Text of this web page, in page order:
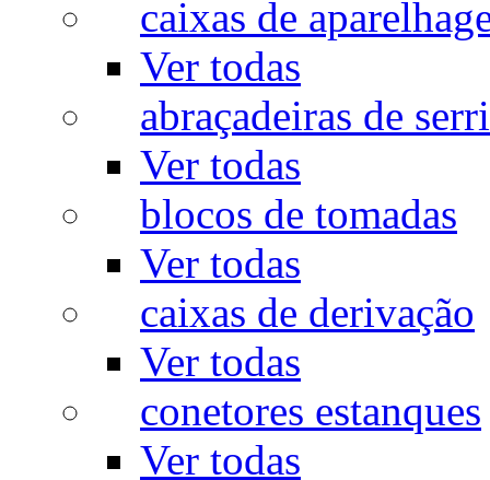
caixas de
Ver todas
abraçadeiras de
Ver todas
blocos de tomadas
Ver todas
caixas de derivação
Ver todas
conetores estanques
Ver todas